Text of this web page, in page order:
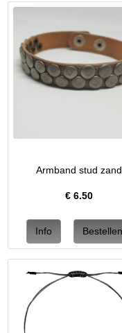
Armband stud zand
€ 6.50